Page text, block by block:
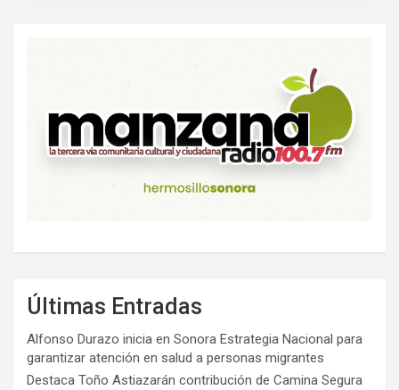
Últimas Entradas
Alfonso Durazo inicia en Sonora Estrategia Nacional para
garantizar atención en salud a personas migrantes
Destaca Toño Astiazarán contribución de Camina Segura